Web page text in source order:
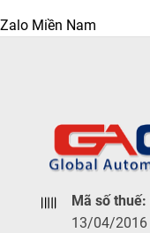
Zalo Miền Nam
Mã số thuế:
13/04/2016